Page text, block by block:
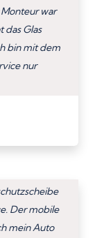
war
das Glas
bin mit dem
nur
Der mobile
mein Auto